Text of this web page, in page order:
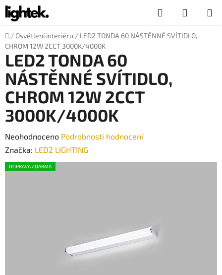
Přejít
na
obsah
Hledat
KOŠÍK
Domů
/ Osvětlení interiéru / LED2 TONDA 60 NÁSTĚNNÉ SVÍTIDLO,
CHROM 12W 2CCT 3000K/4000K
LED2 TONDA 60
NÁSTĚNNÉ SVÍTIDLO,
CHROM 12W 2CCT
3000K/4000K
Průměrné
hodnocení
produktu
Neohodnoceno Podrobnosti hodnocení
Značka: LED2 LIGHTING
DOPRAVA ZDARMA